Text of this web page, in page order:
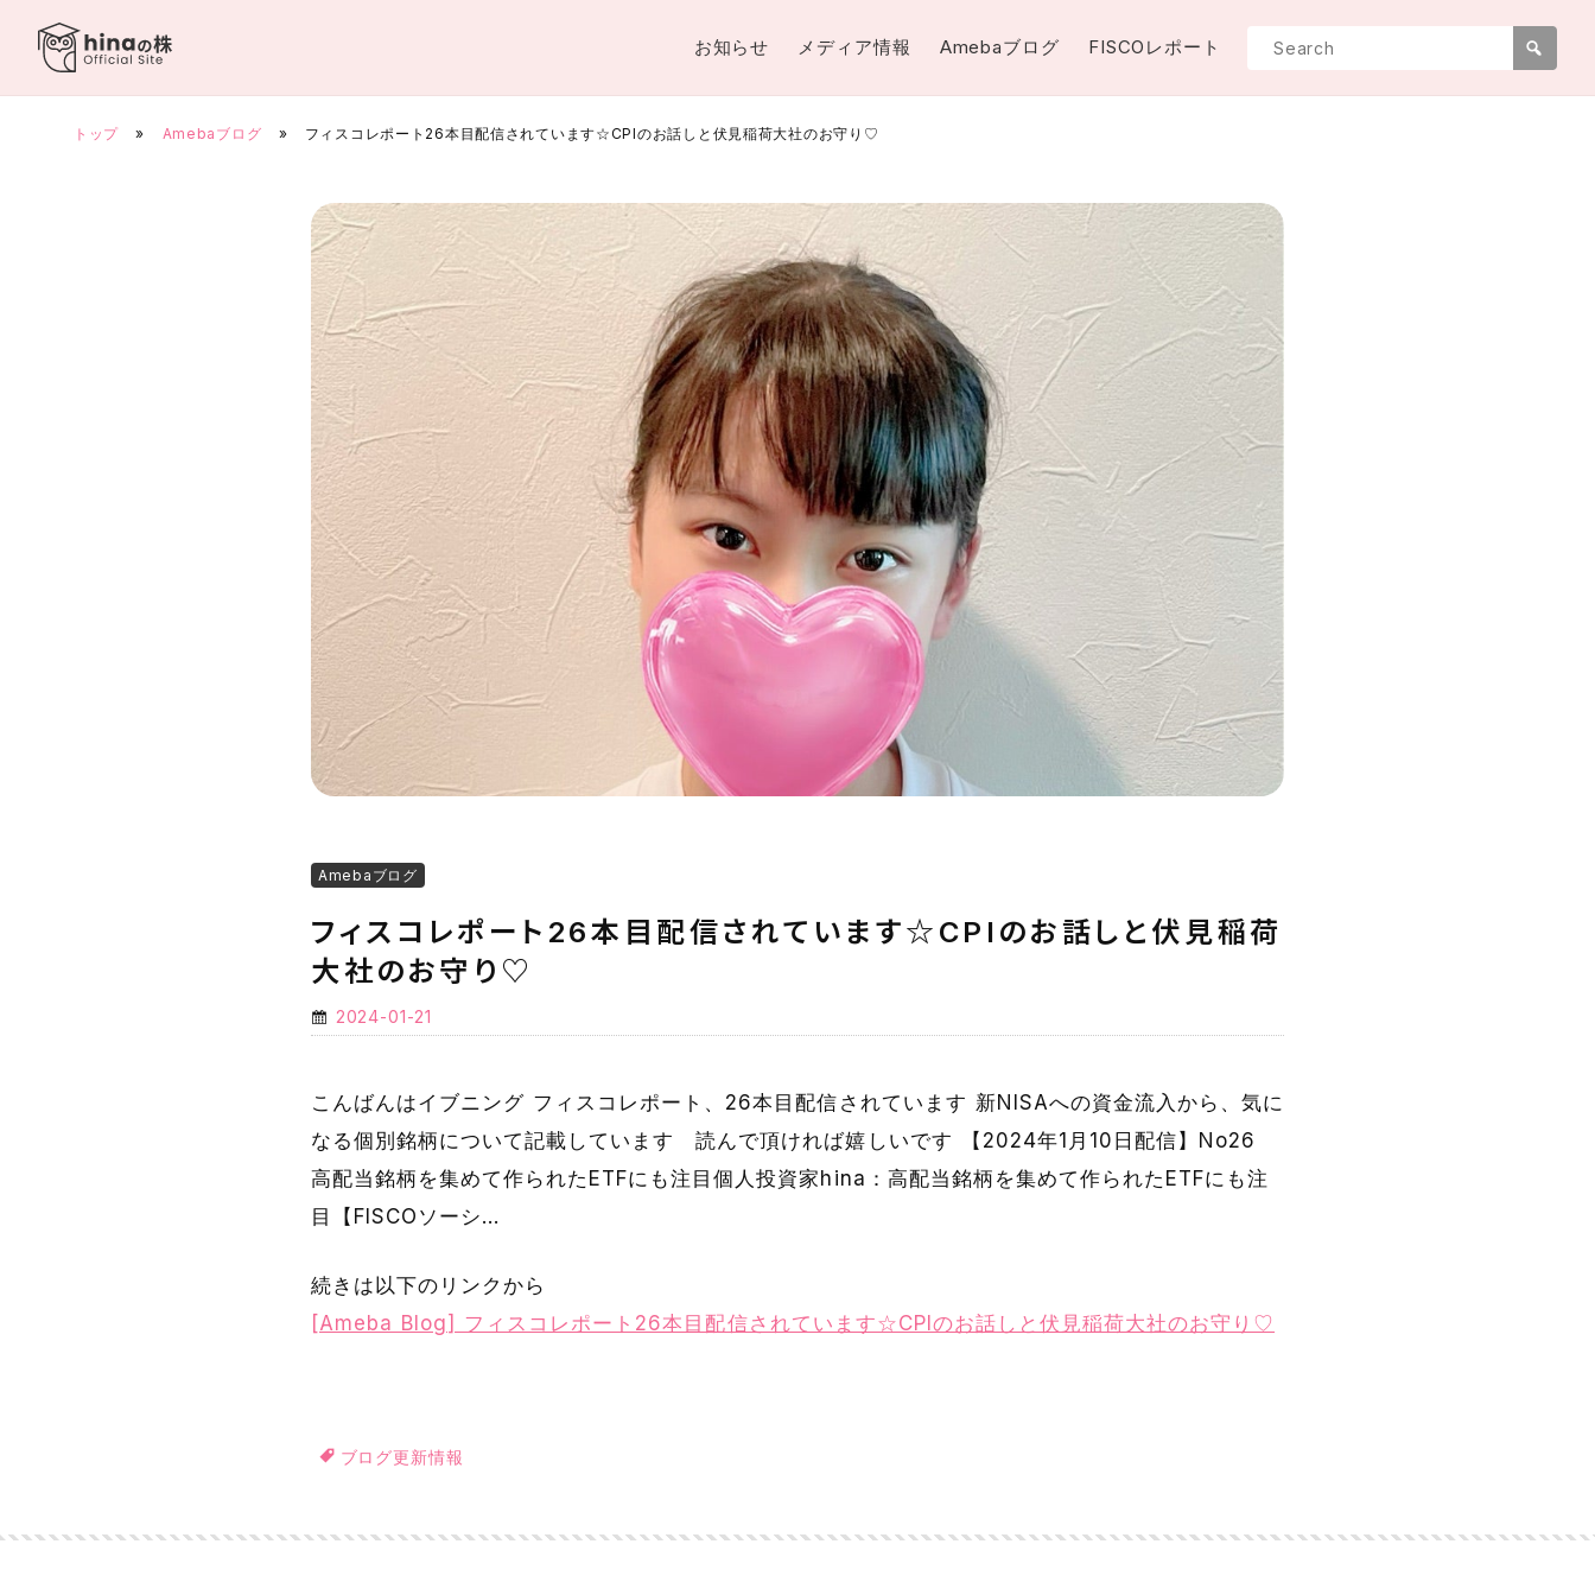
お知らせ メディア情報 Amebaブログ FISCOレポート
トップ » Amebaブログ » フィスコレポート26本目配信されています☆CPIのお話しと伏見稲荷大社のお守り♡
Amebaブログ
フィスコレポート26本目配信されています☆CPIのお話しと伏見稲荷
大社のお守り♡
2024-01-21
こんばんはイブニング フィスコレポート、26本目配信されています 新NISAへの資金流入から、気に
なる個別銘柄について記載しています 読んで頂ければ嬉しいです 【2024年1月10日配信】No26
高配当銘柄を集めて作られたETFにも注目個人投資家hina：高配当銘柄を集めて作られたETFにも注
目【FISCOソーシ…
続きは以下のリンクから
[Ameba Blog] フィスコレポート26本目配信されています☆CPIのお話しと伏見稲荷大社のお守り♡
ブログ更新情報